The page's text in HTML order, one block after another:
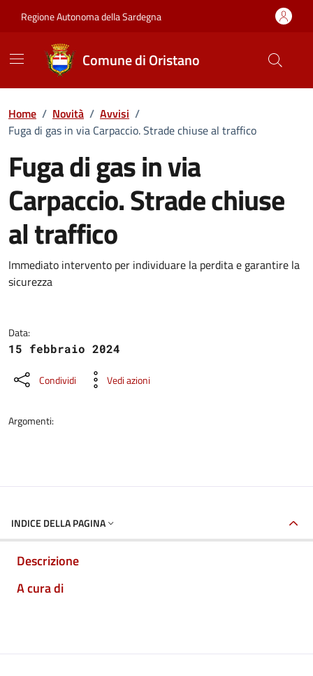
Regione Autonoma della Sardegna
Comune di Oristano
Home / Novità / Avvisi /
Fuga di gas in via Carpaccio. Strade chiuse al traffico
Fuga di gas in via
Carpaccio. Strade chiuse
al traffico
Dettagli della notizia
Immediato intervento per individuare la perdita e garantire la
sicurezza
Data:
15 febbraio 2024
Condividi Vedi azioni
Argomenti:
INDICE DELLA PAGINA
Descrizione
A cura di